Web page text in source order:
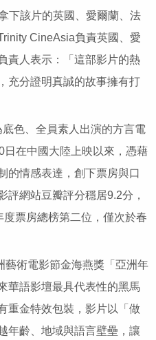
下該片的英國、愛爾蘭、法
CineAsia負責英國、愛
責人表示：「這部影片的熱
充分證明真誠的故事擁有打
色、全員素人出演的方言電
在中國大陸上映以來，憑藉
的情感表達，創下票房與口
評網站豆瓣評分穩居9.2分，
票房總榜第二位，僅次於春
術電影節金海燕獎「亞洲年
華語影壇最具代表性的黑馬
重金特效包裝，影片以「做
年齡、地域與語言壁壘，讓